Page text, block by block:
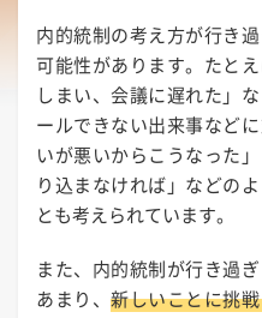
内的統制の考え方が行き
可能性があります。たと
しまい、会議に遅れた」
ールできない出来事など
いが悪いからこうなった
り込まなければ」などの
とも考えられています。
また、内的統制が行き過
あまり、新しいことに挑